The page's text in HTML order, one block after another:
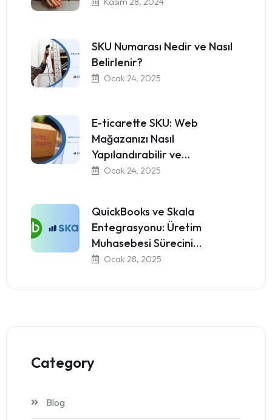
SKU Numarası Nedir ve Nasıl
Belirlenir?
Ocak 24, 2025
E-ticarette SKU: Web
Mağazanızı Nasıl
Yapılandırabilir ve…
Ocak 24, 2025
QuickBooks ve Skala
Entegrasyonu: Üretim
Muhasebesi Sürecini…
Ocak 28, 2025
Category
Blog